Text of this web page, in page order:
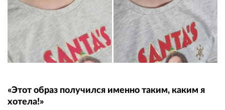
«Этот образ получился именно таким, каким я
хотела!»